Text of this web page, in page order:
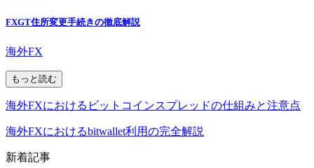
FXGT住所変更手続きの徹底解説
海外FX
もっと読む
海外FXにおけるビットコインスプレッドの仕組みと注意点
海外FXにおけるbitwallet利用の完全解説
新着記事